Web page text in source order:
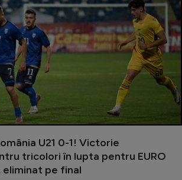
1
sporturi
U21 0-1! Victorie
tricolori în lupta pentru EURO
pe final